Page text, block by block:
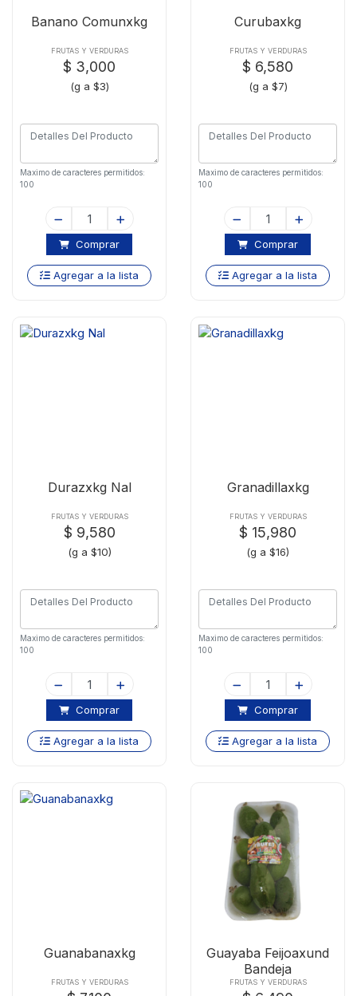
Banano Comunxkg
FRUTAS Y VERDURAS
$ 3,000
(g a $3)
Maximo de caracteres permitidos:
100
Comprar
Agregar a la lista
Curubaxkg
FRUTAS Y VERDURAS
$ 6,580
(g a $7)
Maximo de caracteres permitidos:
100
Comprar
Agregar a la lista
Durazxkg Nal
FRUTAS Y VERDURAS
$ 9,580
(g a $10)
Maximo de caracteres permitidos:
100
Comprar
Agregar a la lista
Granadillaxkg
FRUTAS Y VERDURAS
$ 15,980
(g a $16)
Maximo de caracteres permitidos:
100
Comprar
Agregar a la lista
Guanabanaxkg
FRUTAS Y VERDURAS
Guayaba Feijoaxund
Bandeja
FRUTAS Y VERDURAS